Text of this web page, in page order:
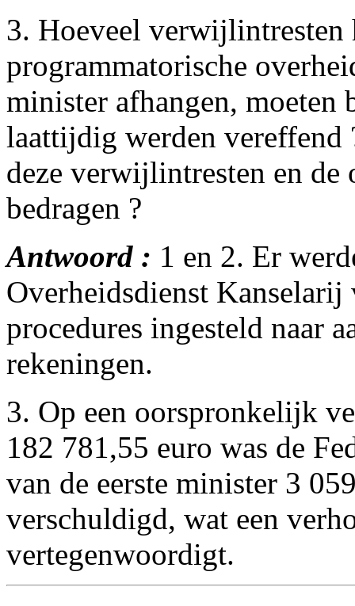
3. Hoeveel verwijlintresten
programmatorische
minister afhangen, moeten
laattijdig werden vereffend
deze verwijlintresten en
bedragen ?
Antwoord : 1 en 2. Er
Overheidsdienst Kanselarij
procedures ingesteld naar
rekeningen.
3. Op een oorspronkelijk
182 781,55 euro was de
van de eerste minister 3
verschuldigd, wat een
vertegenwoordigt.